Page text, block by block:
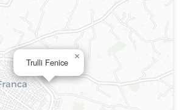
Trulli Fenice
×